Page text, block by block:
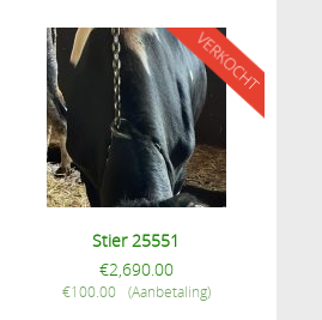
Stier 25551
€2,690.00
€100.00